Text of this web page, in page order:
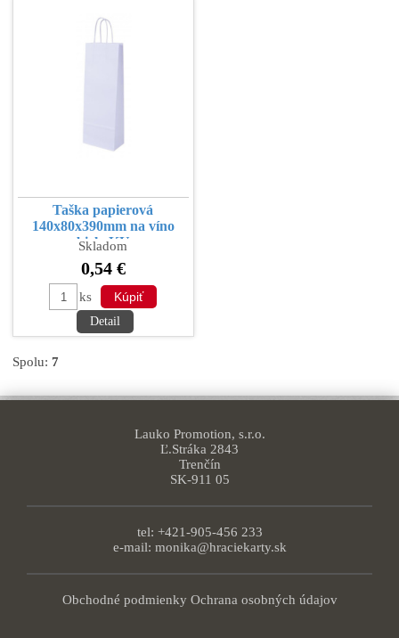
Taška papierová
140x80x390mm na víno
biela KU
Skladom
0,54 €
ks
Detail
Spolu: 7
Lauko Promotion, s.r.o.
Ľ.Stráka 2843
Trenčín
SK-911 05
tel: +421-905-456 233
e-mail: monika@hraciekarty.sk
Obchodné podmienky Ochrana osobných údajov